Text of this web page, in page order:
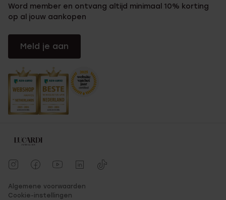
Word member en ontvang altijd minimaal 10% korting
op al jouw aankopen
Meld je aan
Algemene voorwaarden
Cookie-instellingen